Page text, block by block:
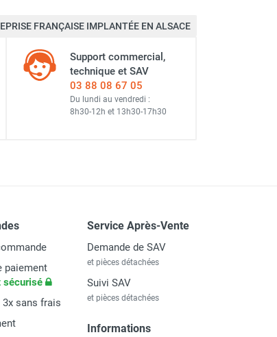
FRANÇAISE IMPLANTÉE EN ALSACE
Support commercial,
technique et SAV
03 88 08 67 05
Du lundi au vendredi :
8h30-12h et 13h30-17h30
paiement
sécurisé
3x sans frais
Service Après-Vente
Demande de SAV
et pièces détachées
Suivi SAV
et pièces détachées
Informations